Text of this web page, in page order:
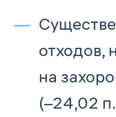
отходов,
на
(–24,02